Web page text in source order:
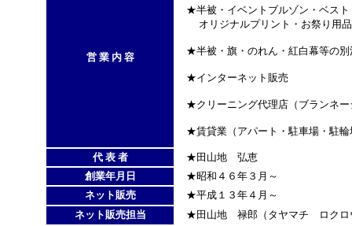
営 業 内 容
★半被・イベントブルゾン・ベスト
オリジナルプリント・お祭り用品
★半被・旗・のれん・紅白幕等の別
★インターネット販売
★クリーニング代理店（ブランネー
★賃貸業（アパート・駐車場・駐輪
代 表 者
★田山地 弘恵
創業年月日
★昭和４６年３月～
ネット販売
★平成１３年４月～
ネット販売担当
★田山地 禄郎（タヤマチ ロクロ